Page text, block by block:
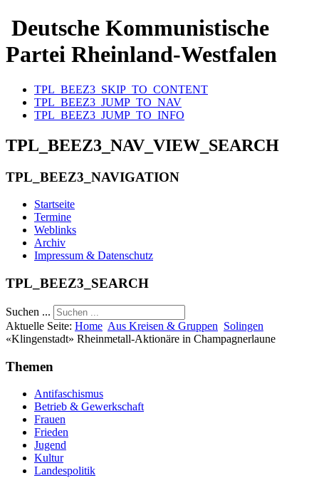
Deutsche Kommunistische
Partei Rheinland-Westfalen
TPL_BEEZ3_SKIP_TO_CONTENT
TPL_BEEZ3_JUMP_TO_NAV
TPL_BEEZ3_JUMP_TO_INFO
TPL_BEEZ3_NAV_VIEW_SEARCH
TPL_BEEZ3_NAVIGATION
Startseite
Termine
Weblinks
Archiv
Impressum & Datenschutz
TPL_BEEZ3_SEARCH
Suchen ...
Aktuelle Seite: Home Aus Kreisen & Gruppen Solingen
«Klingenstadt» Rheinmetall-Aktionäre in Champagnerlaune
Themen
Antifaschismus
Betrieb & Gewerkschaft
Frauen
Frieden
Jugend
Kultur
Landespolitik